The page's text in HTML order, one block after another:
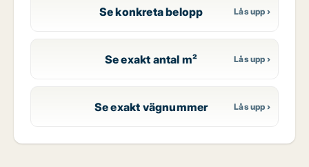
Se konkreta belopp
Se exakt antal m²
Se exakt vägnummer